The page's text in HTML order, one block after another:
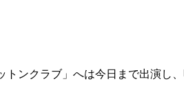
ンクラブ」へは今日まで出演し